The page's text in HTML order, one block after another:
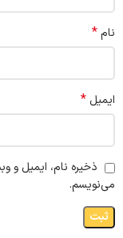
نام*
ایمیل *
ذخیره نام، ایمیل و
می‌نویسم.